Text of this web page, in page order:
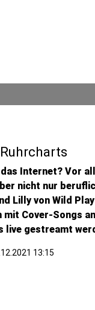
Internet? Vor
nicht nur
Lilly von Wild
mit Cover-Songs
live gestreamt
13:15